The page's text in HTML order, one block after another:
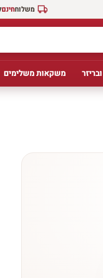
משלוחחינם
משקאות משלימים